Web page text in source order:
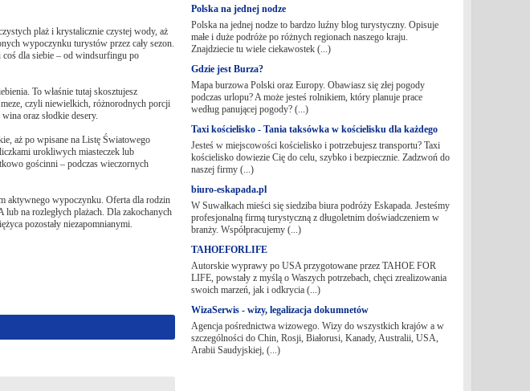
plaż i krystalicznie czystej wody, aż
wypoczynku turystów przez cały sezon.
coś dla siebie – od windsurfingu po
To właśnie tutaj skosztujesz
czyli niewielkich, różnorodnych porcji
oraz słodkie desery.
aż po wpisane na Listę Światowego
urokliwych miasteczek lub
gościnni – podczas wieczornych
aktywnego wypoczynku. Oferta dla rodzin
na rozległych plażach. Dla zakochanych
pozostały niezapomnianymi.
Polska na jednej nodze
Polska na jednej nodze to bardzo luźny blog turystyczny. Opisuje
małe i duże podróże po różnych regionach naszego kraju.
Znajdziecie tu wiele ciekawostek (...)
Gdzie jest Burza?
Mapa burzowa Polski oraz Europy. Obawiasz się złej pogody
podczas urlopu? A może jesteś rolnikiem, który planuje prace
według panującej pogody? (...)
Taxi kościelisko - Tania taksówka w kościelisku dla każdego
Jesteś w miejscowości kościelisko i potrzebujesz transportu? Taxi
kościelisko dowiezie Cię do celu, szybko i bezpiecznie. Zadzwoń do
naszej firmy (...)
biuro-eskapada.pl
W Suwałkach mieści się siedziba biura podróży Eskapada. Jesteśmy
profesjonalną firmą turystyczną z długoletnim doświadczeniem w
branży. Współpracujemy (...)
TAHOEFORLIFE
Autorskie wyprawy po USA przygotowane przez TAHOE FOR
LIFE, powstały z myślą o Waszych potrzebach, chęci zrealizowania
swoich marzeń, jak i odkrycia (...)
WizaSerwis - wizy, legalizacja dokumnetów
Agencja pośrednictwa wizowego. Wizy do wszystkich krajów a w
szczególności do Chin, Rosji, Białorusi, Kanady, Australii, USA,
Arabii Saudyjskiej, (...)